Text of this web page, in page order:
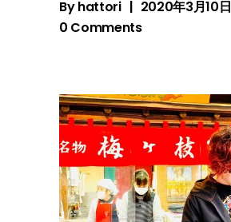
Byhattori
2020年3月10日
0 Comments